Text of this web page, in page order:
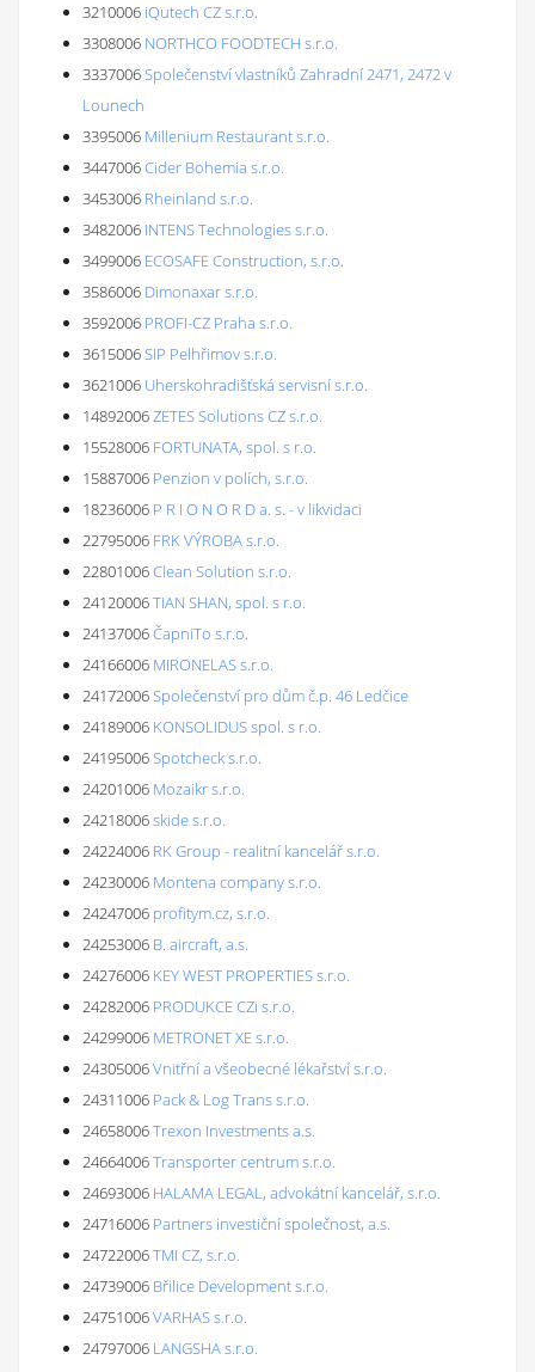
3210006 iQutech CZ s.r.o.
3308006 NORTHCO FOODTECH s.r.o.
3337006Společenství vlastníků Zahradní 2471, 2472 v
Lounech
3395006 Millenium Restaurant s.r.o.
3447006Cider Bohemia s.r.o.
3453006 Rheinland s.r.o.
3482006 INTENS Technologies s.r.o.
3499006 ECOSAFE Construction, s.r.o.
3586006 Dimonaxar s.r.o.
3592006 PROFI-CZ Praha s.r.o.
3615006SIP Pelhřimov s.r.o.
3621006 Uherskohradišťská servisní s.r.o.
14892006ZETES Solutions CZ s.r.o.
15528006 FORTUNATA, spol. s r.o.
15887006 Penzion v polích, s.r.o.
18236006 P R I O N O R D a. s. - v likvidaci
22795006 FRK VÝROBA s.r.o.
22801006Clean Solution s.r.o.
24120006TIAN SHAN, spol. s r.o.
24137006ČapniTo s.r.o.
24166006 MIRONELAS s.r.o.
24172006Společenství pro dům č.p. 46 Ledčice
24189006 KONSOLIDUS spol. s r.o.
24195006Spotcheck s.r.o.
24201006 Mozaikr s.r.o.
24218006skide s.r.o.
24224006 RK Group - realitní kancelář s.r.o.
24230006 Montena company s.r.o.
24247006 profitym.cz, s.r.o.
24253006 B. aircraft, a.s.
24276006 KEY WEST PROPERTIES s.r.o.
24282006 PRODUKCE CZi s.r.o.
24299006 METRONET XE s.r.o.
24305006Vnitřní a všeobecné lékařství s.r.o.
24311006 Pack & Log Trans s.r.o.
24658006Trexon Investments a.s.
24664006Transporter centrum s.r.o.
24693006 HALAMA LEGAL, advokátní kancelář, s.r.o.
24716006 Partners investiční společnost, a.s.
24722006TMI CZ, s.r.o.
24739006 Břilice Development s.r.o.
24751006VARHAS s.r.o.
24797006 LANGSHA s.r.o.